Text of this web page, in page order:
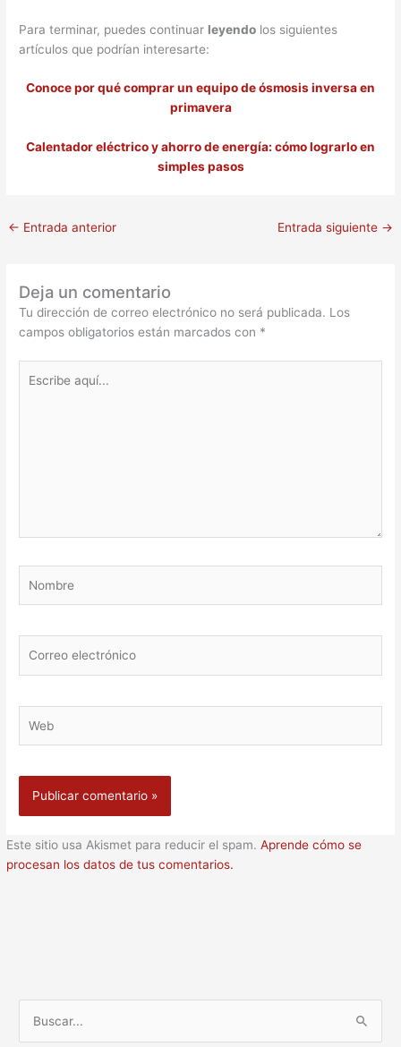
Para terminar, puedes continuar leyendo los siguientes
artículos que podrían interesarte:
Conoce por qué comprar un equipo de ósmosis inversa en
primavera
Calentador eléctrico y ahorro de energía: cómo lograrlo en
simples pasos
← Entrada anterior Entrada siguiente →
Deja un comentario
Tu dirección de correo electrónico no será publicada. Los
campos obligatorios están marcados con *
aquí...
electrónico
Este sitio usa Akismet para reducir el spam.Aprende cómo se
procesan los datos de tus comentarios.